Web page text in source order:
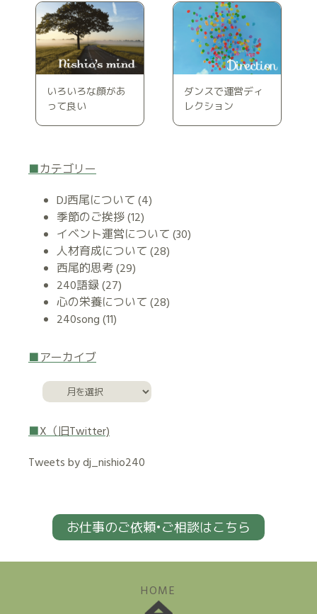
いろいろな顔があ
って良い
ダンスで運営ディ
レクション
カテゴリー
DJ西尾について(4)
季節のご挨拶(12)
イベント運営について(30)
人材育成について(28)
西尾的思考(29)
240語録(27)
心の栄養について(28)
240song(11)
アーカイブ
X（旧Twitter)
Tweets by dj_nishio240
お仕事のご依頼•ご相談はこちら
HOME